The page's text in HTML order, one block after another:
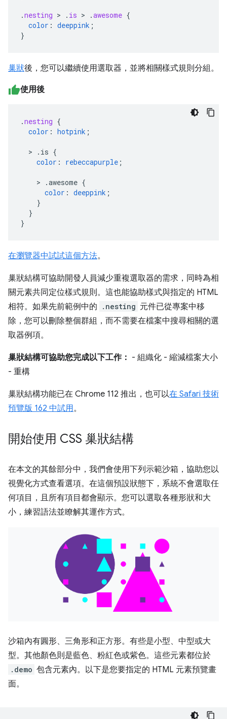
.nesting > . is > .awesome {
color : deeppink ;
}
巢狀後，您可以繼續使用選取器，並將相關樣式規則分組。
使用後
.nesting {
color : hotpink ;
> .is {
color : rebeccapurple ;
> .awesome {
color : deeppink ;
}
}
}
在瀏覽器中試試這個方法。
巢狀結構可協助開發人員減少重複選取器的需求，同時為相
關元素共同定位樣式規則。這也能協助樣式與指定的 HTML
相符。如果先前範例中的
.nesting 元件已從專案中移
除，您可以刪除整個群組，而不需要在檔案中搜尋相關的選
取器例項。
巢狀結構可協助您完成以下工作： - 組織化 - 縮減檔案大小
- 重構
巢狀結構功能已在 Chrome 112 推出，也可以在 Safari 技術
預覽版 162 中試用。
開始使用 CSS 巢狀結構
在本文的其餘部分中，我們會使用下列示範沙箱，協助您以
視覺化方式查看選項。在這個預設狀態下，系統不會選取任
何項目，且所有項目都會顯示。您可以選取各種形狀和大
小，練習語法並瞭解其運作方式。
沙箱內有圓形、三角形和正方形。有些是小型、中型或大
型。其他顏色則是藍色、粉紅色或紫色。這些元素都位於
.demo 包含元素內。以下是您要指定的 HTML 元素預覽畫
面。